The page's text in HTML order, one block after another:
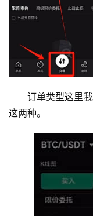
订单类型这里
这两种。